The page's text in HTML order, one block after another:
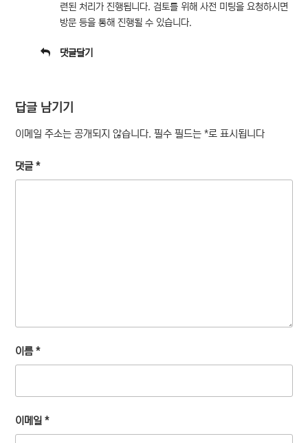
련된 처리가 진행됩니다. 검토를 위해 사전 미팅을 요청하시면
방문 등을 통해 진행될 수 있습니다.
댓글달기
답글 남기기
이메일 주소는 공개되지 않습니다. 필수 필드는*로 표시됩니다
댓글*
이름*
이메일*